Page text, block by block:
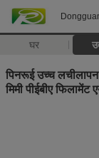
घर
पिनरूई उच्च लचीलापन
मिमी पीईबीए